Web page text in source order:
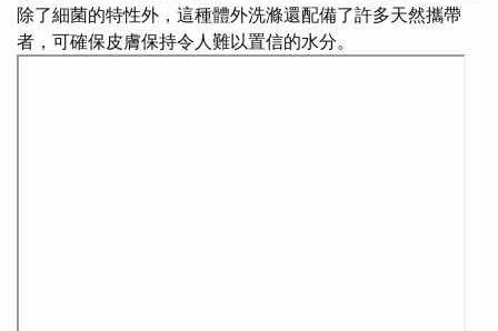
除了細菌的特性外，這種體外洗滌還配備了許多天然攜帶
者，可確保皮膚保持令人難以置信的水分。